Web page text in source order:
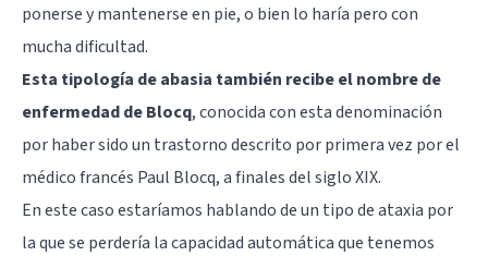
ponerse y mantenerse en pie, o bien lo haría pero con
mucha dificultad.
Esta tipología de abasia también recibe el nombre de
enfermedad de Blocq, conocida con esta denominación
por haber sido un trastorno descrito por primera vez por el
médico francés Paul Blocq, a finales del siglo XIX.
En este caso estaríamos hablando de un tipo de ataxia por
la que se perdería la capacidad automática que tenemos